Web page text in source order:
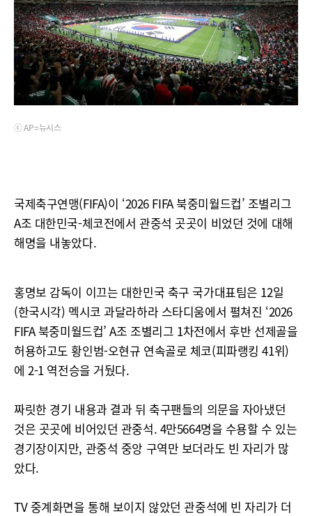
ⓒ AP=뉴시스
국제축구연맹(FIFA)이 ‘2026 FIFA 북중미월드컵’ 조별리그
A조 대한민국-체코전에서 관중석 곳곳이 비었던 것에 대해
해명을 내놓았다.
홍명보 감독이 이끄는 대한민국 축구 국가대표팀은 12일
(한국시각) 멕시코 과달라하라 스타디움에서 펼쳐진 ‘2026
FIFA 북중미월드컵’ A조 조별리그 1차전에서 후반 선제골을
허용하고도 황인범-오현규 연속골로 체코(피파랭킹 41위)
에 2-1 역전승을 거뒀다.
짜릿한 경기 내용과 결과 뒤 축구팬들의 의문을 자아냈던
것은 곳곳에 비어있던 관중석. 4만5664명을 수용할 수 있는
경기장이지만, 관중석 중앙 구역만 보더라도 빈 자리가 많
았다.
TV 중계화면을 통해 보이지 않았던 관중석에 빈 자리가 더